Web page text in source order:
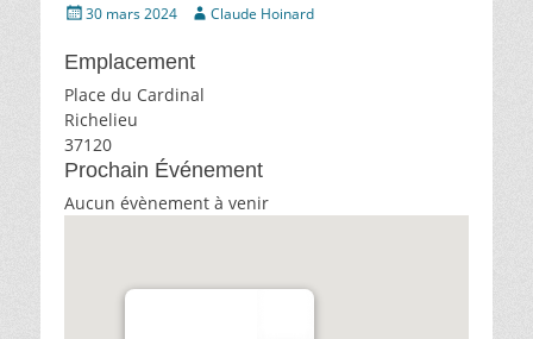
Écrit30 mars 2024 AuteurClaude Hoinard
Emplacement
Place du Cardinal
Richelieu
37120
Prochain Événement
Aucun évènement à venir